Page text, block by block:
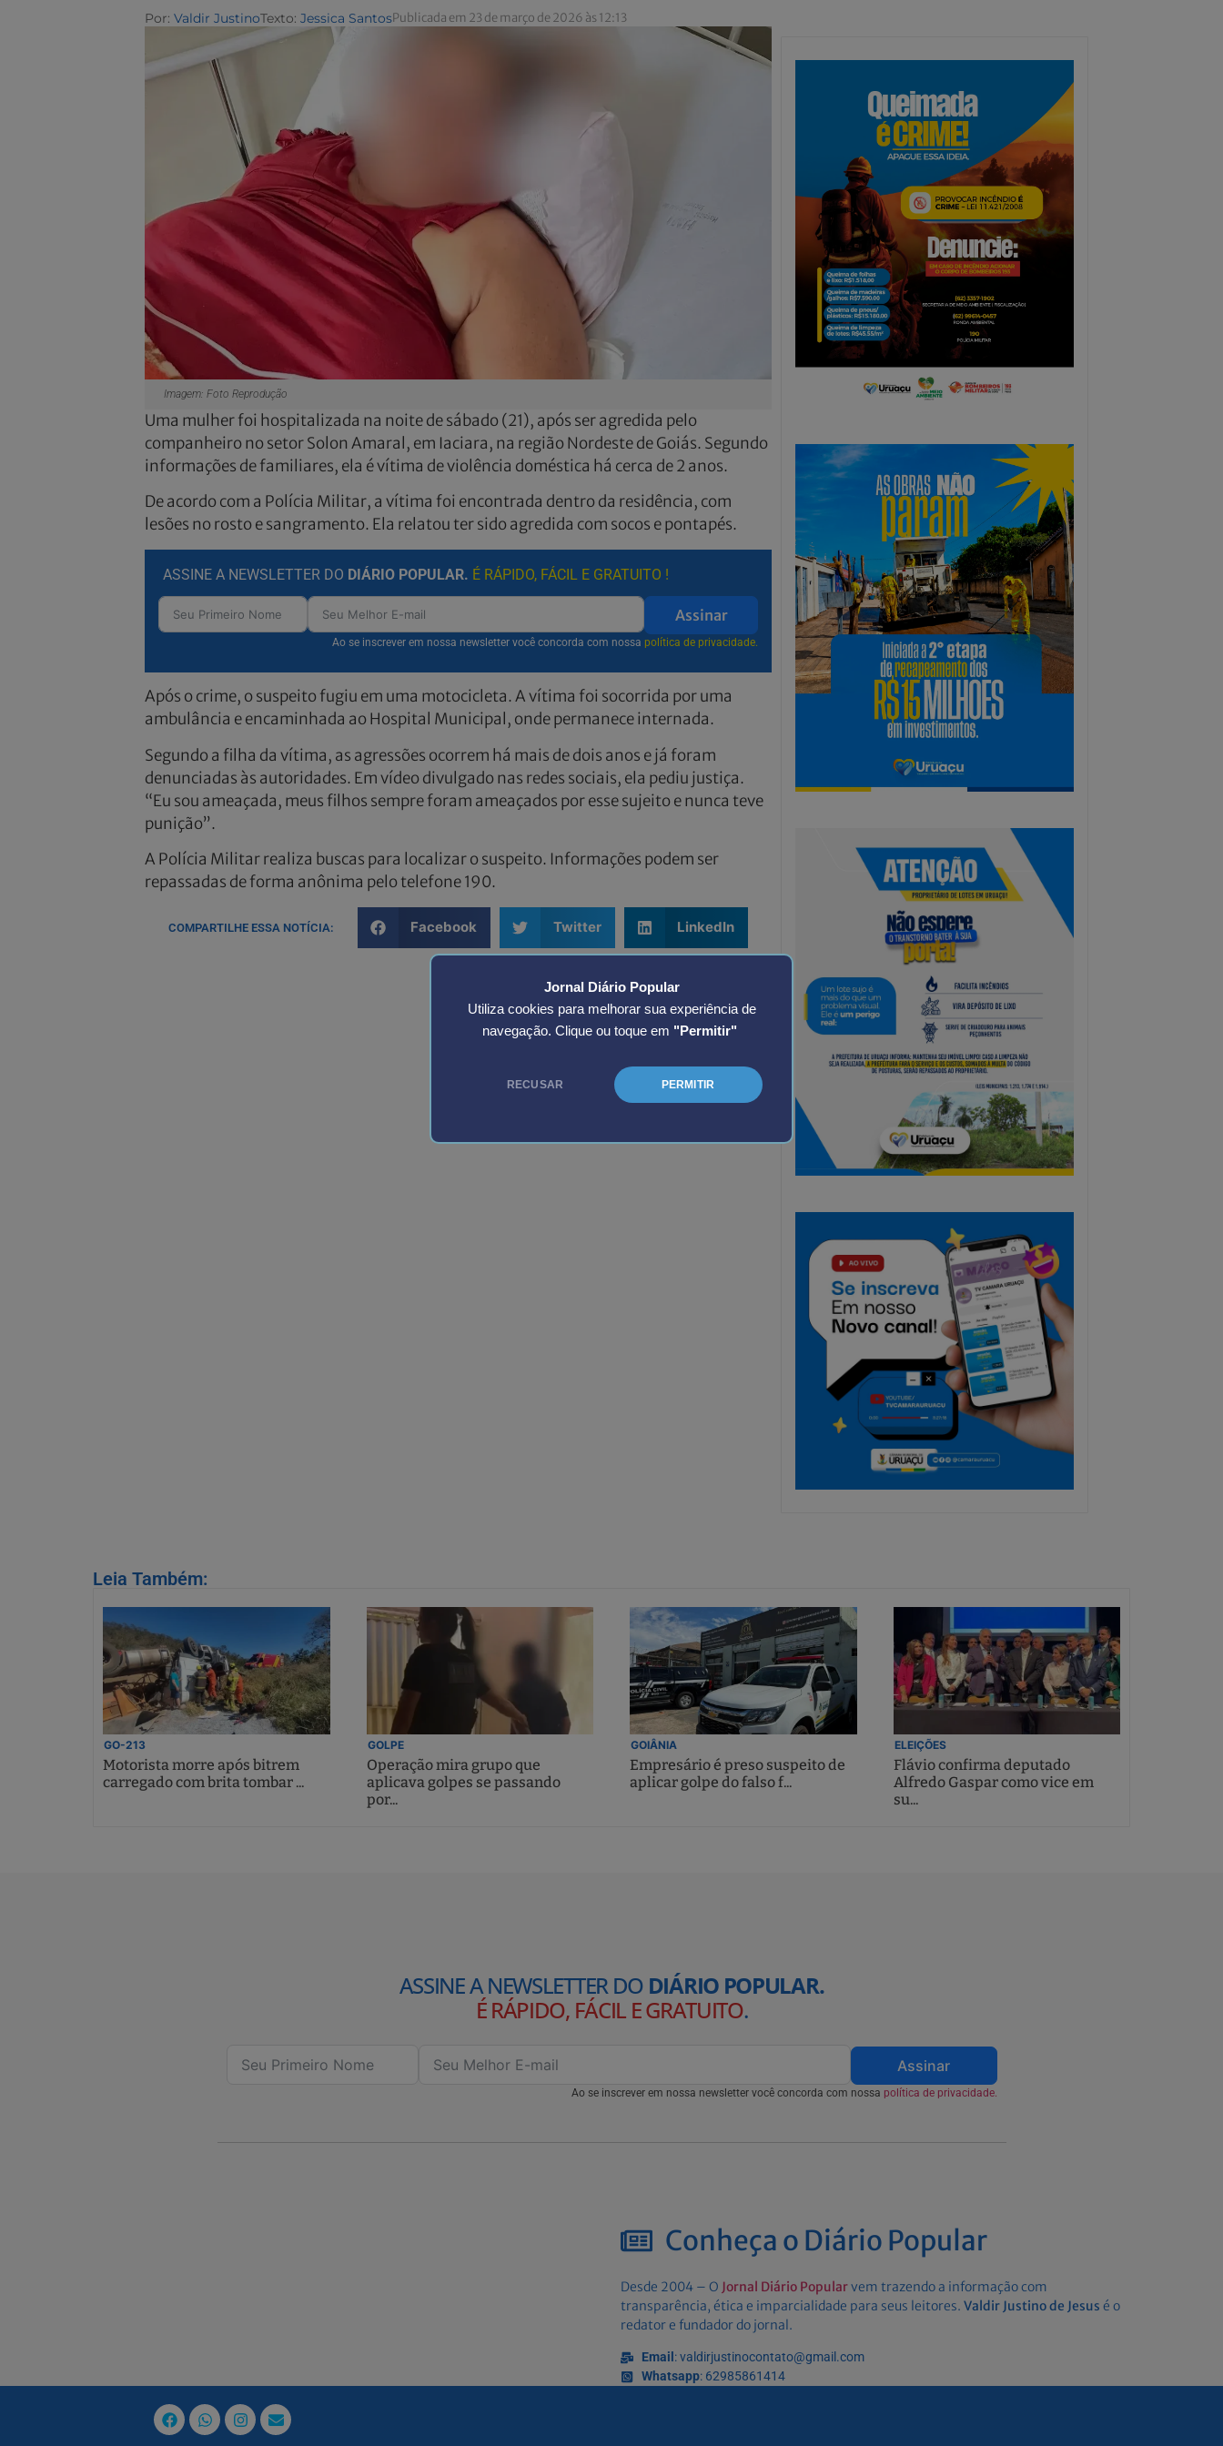
Jornal Diário Popular
Utiliza cookies para melhorar sua experiência de
navegação. Clique ou toque em "Permitir"
RECUSAR PERMITIR
Por: Valdir JustinoTexto: Jessica SantosPublicada em 23 de março de 2026 às 12:13
Imagem: Foto Reprodução
Uma mulher foi hospitalizada na noite de sábado (21), após ser agredida pelo
companheiro no setor Solon Amaral, em Iaciara, na região Nordeste de Goiás. Segundo
informações de familiares, ela é vítima de violência doméstica há cerca de 2 anos.
De acordo com a Polícia Militar, a vítima foi encontrada dentro da residência, com
lesões no rosto e sangramento. Ela relatou ter sido agredida com socos e pontapés.
ASSINE A NEWSLETTER DO DIÁRIO POPULAR. É RÁPIDO, FÁCIL E GRATUITO !
Assinar
Ao se inscrever em nossa newsletter você concorda com nossa política de privacidade.
Após o crime, o suspeito fugiu em uma motocicleta. A vítima foi socorrida por uma
ambulância e encaminhada ao Hospital Municipal, onde permanece internada.
Segundo a filha da vítima, as agressões ocorrem há mais de dois anos e já foram
denunciadas às autoridades. Em vídeo divulgado nas redes sociais, ela pediu justiça.
“Eu sou ameaçada, meus filhos sempre foram ameaçados por esse sujeito e nunca teve
punição”.
A Polícia Militar realiza buscas para localizar o suspeito. Informações podem ser
repassadas de forma anônima pelo telefone 190.
COMPARTILHE ESSA NOTÍCIA: Facebook Twitter LinkedIn
Leia Também:
GO-213
Motorista morre após bitrem
carregado com brita tombar ...
GOLPE
Operação mira grupo que
aplicava golpes se passando
por...
GOIÂNIA
Empresário é preso suspeito de
aplicar golpe do falso f...
ELEIÇÕES
Flávio confirma deputado
Alfredo Gaspar como vice em
su...
ASSINE A NEWSLETTER DO DIÁRIO POPULAR.
É RÁPIDO, FÁCIL E GRATUITO.
Assinar
Ao se inscrever em nossa newsletter você concorda com nossa política de privacidade.
Conheça o Diário Popular
Desde 2004 – O Jornal Diário Popularvem trazendo a informação com
transparência, ética e imparcialidade para seus leitores. Valdir Justino de Jesus é o
redator e fundador do jornal.
Email : valdirjustinocontato@gmail.com
Whatsapp: 62985861414